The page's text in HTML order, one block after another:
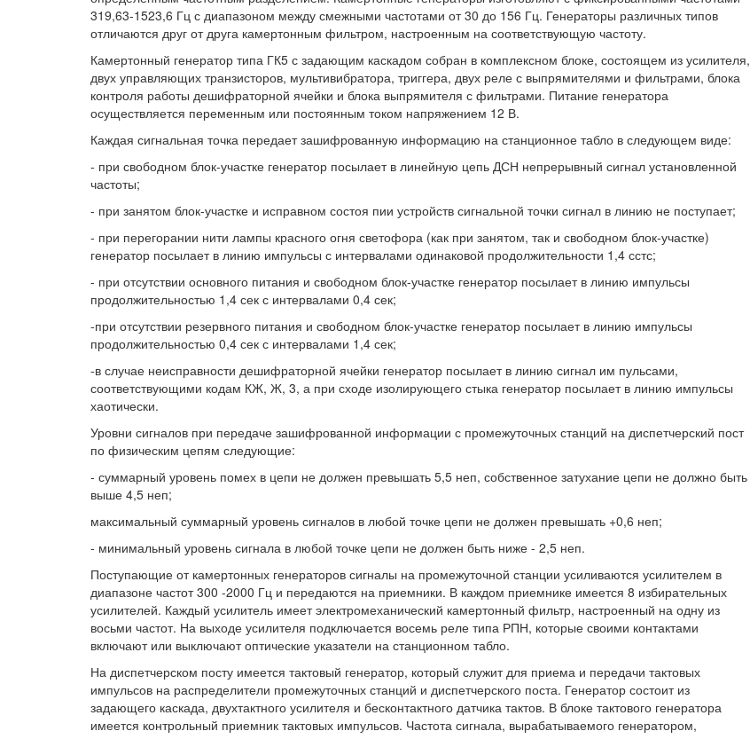
319,63-1523,6 Гц с диапазоном между смежными частотами от 30 до 156 Гц. Генераторы различных типов
отличаются друг от друга камертонным фильтром, настроенным на соответствующую частоту.
Камертонный генератор типа ГК5 с задающим каскадом собран в комплексном блоке, состоящем из усилителя,
двух управляющих транзисторов, мультивибратора, триггера, двух реле с выпрямителями и фильтрами, блока
контроля работы дешифраторной ячейки и блока выпрямителя с фильтрами. Питание генератора
осуществляется переменным или постоянным током напряжением 12 В.
Каждая сигнальная точка передает зашифрованную информацию на станционное табло в следующем виде:
- при свободном блок-участке генератор посылает в линейную цепь ДСН непрерывный сигнал установленной
частоты;
- при занятом блок-участке и исправном состоя пии устройств сигнальной точки сигнал в линию не поступает;
- при перегорании нити лампы красного огня светофора (как при занятом, так и свободном блок-участке)
генератор посылает в линию импульсы с интервалами одинаковой продолжительности 1,4 сстс;
- при отсутствии основного питания и свободном блок-участке генератор посылает в линию импульсы
продолжительностью 1,4 сек с интервалами 0,4 сек;
-при отсутствии резервного питания и свободном блок-участке генератор посылает в линию импульсы
продолжительностью 0,4 сек с интервалами 1,4 сек;
-в случае неисправности дешифраторной ячейки генератор посылает в линию сигнал им пульсами,
соответствующими кодам КЖ, Ж, 3, а при сходе изолирующего стыка генератор посылает в линию импульсы
хаотически.
Уровни сигналов при передаче зашифрованной информации с промежуточных станций на диспетчерский пост
по физическим цепям следующие:
- суммарный уровень помех в цепи не должен превышать 5,5 неп, собственное затухание цепи не должно быть
выше 4,5 неп;
максимальный суммарный уровень сигналов в любой точке цепи не должен превышать +0,6 неп;
- минимальный уровень сигнала в любой точке цепи не должен быть ниже - 2,5 неп.
Поступающие от камертонных генераторов сигналы на промежуточной станции усиливаются усилителем в
диапазоне частот 300 -2000 Гц и передаются на приемники. В каждом приемнике имеется 8 избирательных
усилителей. Каждый усилитель имеет электромеханический камертонный фильтр, настроенный на одну из
восьми частот. На выходе усилителя подключается восемь реле типа РПН, которые своими контактами
включают или выключают оптические указатели на станционном табло.
На диспетчерском посту имеется тактовый генератор, который служит для приема и передачи тактовых
импульсов на распределители промежуточных станций и диспетчерского поста. Генератор состоит из
задающего каскада, двухтактного усилителя и бесконтактного датчика тактов. В блоке тактового генератора
имеется контрольный приемник тактовых импульсов. Частота сигнала, вырабатываемого генератором,